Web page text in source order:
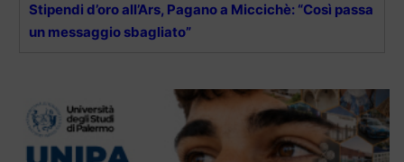
Stipendi d’oro all’Ars, Pagano a Miccichè: “Così passa
un messaggio sbagliato”